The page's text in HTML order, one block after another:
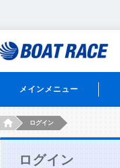
メインメニュー
HOMEログイン
ログイン